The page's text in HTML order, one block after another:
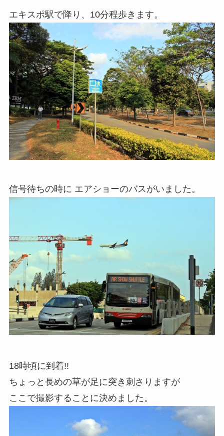
エキスポ駅で降り、10分程歩きます。
信号待ちの時に エアショーのバスがいました。
18時頃に到着!!
ちょっと長めの草が足に突き刺さりますが
ここで撮影することに決めました。